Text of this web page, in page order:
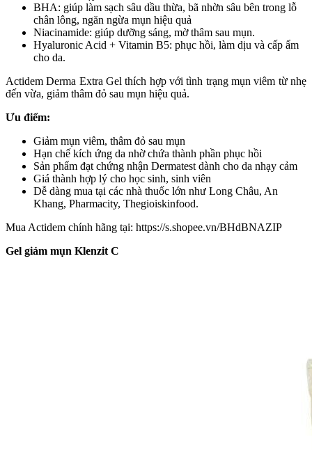
BHA: giúp làm sạch sâu dầu thừa, bã nhờn sâu bên trong lỗ
chân lông, ngăn ngừa mụn hiệu quả
Niacinamide: giúp dưỡng sáng, mờ thâm sau mụn.
Hyaluronic Acid + Vitamin B5: phục hồi, làm dịu và cấp ẩm
cho da.
Actidem Derma Extra Gel thích hợp với tình trạng mụn viêm từ nhẹ
đến vừa, giảm thâm đỏ sau mụn hiệu quả.
Ưu điểm:
Giảm mụn viêm, thâm đỏ sau mụn
Hạn chế kích ứng da nhờ chứa thành phần phục hồi
Sản phẩm đạt chứng nhận Dermatest dành cho da nhạy cảm
Giá thành hợp lý cho học sinh, sinh viên
Dễ dàng mua tại các nhà thuốc lớn như Long Châu, An
Khang, Pharmacity, Thegioiskinfood.
Mua Actidem chính hãng tại: https://s.shopee.vn/BHdBNAZIP
Gel giảm mụn Klenzit C